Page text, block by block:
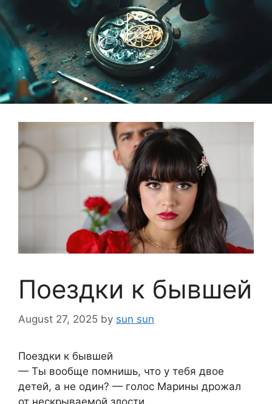
Поездки к бывшей
August 27, 2025 by sun sun
Поездки к бывшей
— Ты вообще помнишь, что у тебя двое
детей, а не один? — голос Марины дрожал
от нескрываемой злости.